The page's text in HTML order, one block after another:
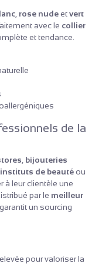
rose nudeetvert
avec le collier
et tendance.
de la
bijouteries
instituts de beautéou
à leur clientèle une
par le meilleur
garantit un sourcing
pour valoriser la